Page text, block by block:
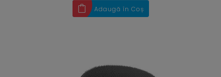
Adaugă în Coș